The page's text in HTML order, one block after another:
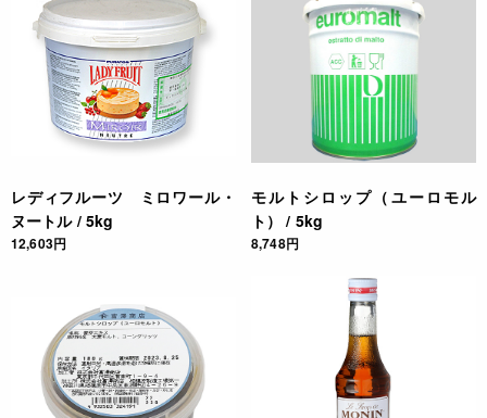
レディフルーツ ミロワール・
ヌートル / 5kg
12,603円
モルトシロップ（ユーロモル
ト） / 5kg
8,748円